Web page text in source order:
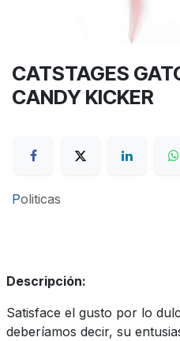
CATSTAGES
CANDY KICKER
Politicas
Descripción:
Satisface el gusto por lo
deberíamos decir, su